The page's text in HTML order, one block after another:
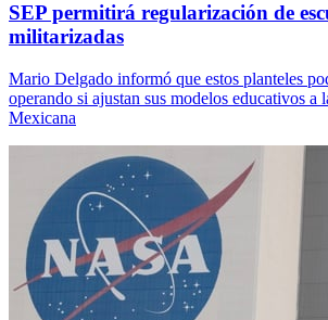
SEP permitirá regularización de
militarizadas
Mario Delgado informó que estos planteles
operando si ajustan sus modelos educativos a
Mexicana